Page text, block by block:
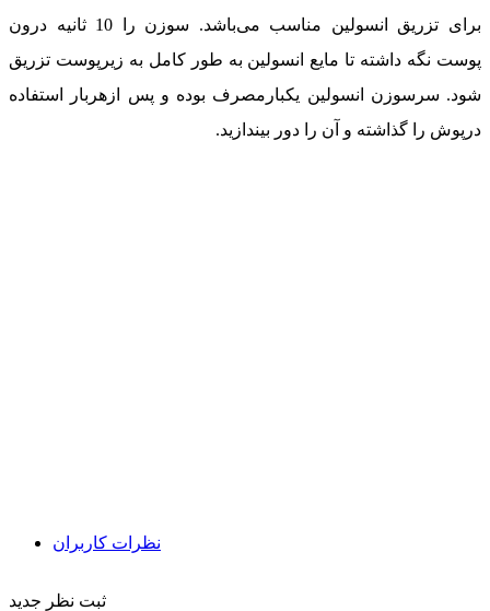
برای تزریق انسولین مناسب می‌باشد. سوزن را 10 ثانیه درون
پوست نگه داشته تا مایع انسولین به طور کامل به زیرپوست تزریق
شود. سرسوزن انسولین یکبارمصرف بوده و پس ازهربار استفاده
درپوش را گذاشته و آن را دور بیندازید.
نظرات کاربران
ثبت نظر جدید